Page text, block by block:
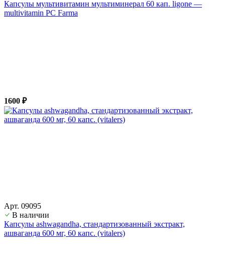
Капсулы мультивитамин мультиминерал 60 кап. ligone —
multivitamin PC Farma
1600 ₽
Арт. 09095
В наличии
Капсулы ashwagandha, стандартизованный экстракт,
ашвагандa 600 мг, 60 капс. (vitalers)